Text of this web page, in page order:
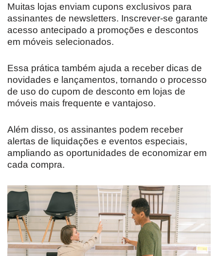
Muitas lojas enviam cupons exclusivos para
assinantes de newsletters. Inscrever-se garante
acesso antecipado a promoções e descontos
em móveis selecionados.
Essa prática também ajuda a receber dicas de
novidades e lançamentos, tornando o processo
de uso do cupom de desconto em lojas de
móveis mais frequente e vantajoso.
Além disso, os assinantes podem receber
alertas de liquidações e eventos especiais,
ampliando as oportunidades de economizar em
cada compra.